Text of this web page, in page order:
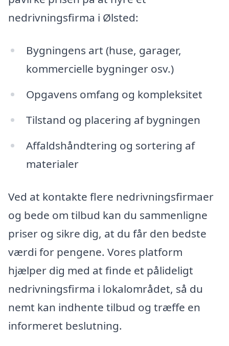
nedrivningsfirma i Ølsted:
Bygningens art (huse, garager,
kommercielle bygninger osv.)
Opgavens omfang og kompleksitet
Tilstand og placering af bygningen
Affaldshåndtering og sortering af
materialer
Ved at kontakte flere nedrivningsfirmaer
og bede om tilbud kan du sammenligne
priser og sikre dig, at du får den bedste
værdi for pengene. Vores platform
hjælper dig med at finde et pålideligt
nedrivningsfirma i lokalområdet, så du
nemt kan indhente tilbud og træffe en
informeret beslutning.